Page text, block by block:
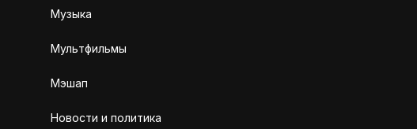
Музыка
Мультфильмы
Мэшап
Новости и политика